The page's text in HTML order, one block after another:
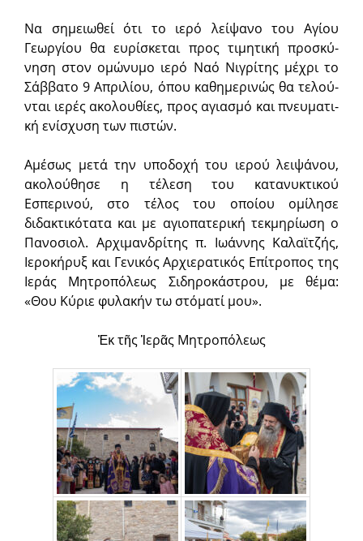
Να σημειωθεί ότι το ιερό λείψα­νο του Αγίου
Γεωργίου θα ευρίσκεται προς τιμη­τική προ­σκύ­
νηση στον ομώνυμο ιερό Ναό Νιγρίτης μέχρι το
Σάβ­βατο 9 Απριλίου, όπου καθημερι­νώς θα τελού­
νται ιερές ακολουθίες, προς αγια­σμό και πνευματι­
κή ενί­σχυση των πι­στών.
Αμέσως μετά την υποδοχή του ιερού λειψάνου,
ακολούθησε η τέλεση του κατανυκτικού
Εσπερινού, στο τέλος του οποίου ομίλησε
διδακτικότατα και με αγιοπατερική τεκμηρίωση ο
Πανοσιολ. Αρχιμανδρίτης π. Ιωάννης Καλαϊτζής,
Ιεροκήρυξ και Γενικός Αρχιερατικός Επίτροπος της
Ιεράς Μητροπόλεως Σιδηροκάστρου, με θέμα:
«Θου Κύριε φυλακήν τω στόματί μου».
Ἐκ τῆς Ἱερᾶς Μητροπόλεως